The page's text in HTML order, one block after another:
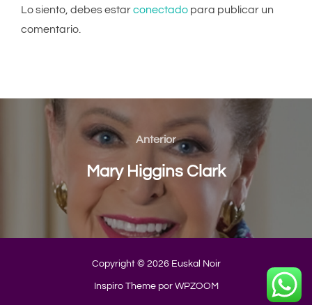
Lo siento, debes estarconectado para publicar un
comentario.
Navegación
Anterior
Anterior
Mary Higgins Clark
Copyright © 2026 Euskal Noir
Inspiro Themepor WPZOOM